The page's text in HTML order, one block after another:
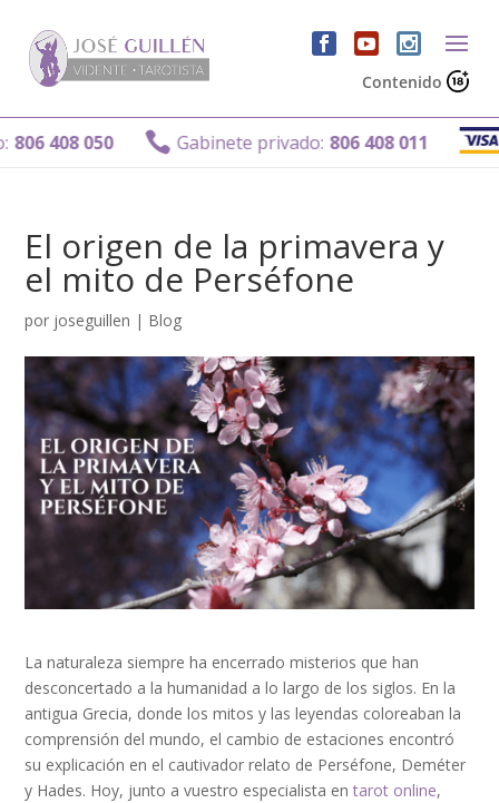
Contenido
408 050  Gabinete privado: 806 408 011
El origen de la primavera y
el mito de Perséfone
por joseguillen | Blog
La naturaleza siempre ha encerrado misterios que han
desconcertado a la humanidad a lo largo de los siglos. En la
antigua Grecia, donde los mitos y las leyendas coloreaban la
comprensión del mundo, el cambio de estaciones encontró
su explicación en el cautivador relato de Perséfone, Deméter
y Hades. Hoy, junto a vuestro especialista entarot online,